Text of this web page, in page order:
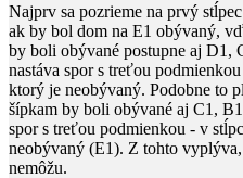
Najprv sa pozrieme na prvý
ak by bol dom na E1 obývaný,
by boli obývané postupne aj D1,
nastáva spor s treťou
ktorý je neobývaný. Podobne to
šípkam by boli obývané aj C1,
spor s treťou podmienkou - v
neobývaný (E1). Z tohto
nemôžu.